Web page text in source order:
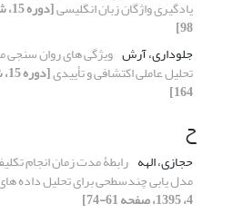
یادگیری واژگان زبان انگلیسی
98]
جلوداری، آرش ویژگی های روان سنجی
تحلیل عاملی اکتشافی و تأییدی
164]
ح
حجازی، الهه رابطۀ مدت زمان انجام
مدل یابی چندسطحی برای تحلیل داده های
4، 1395، صفحه 61-74]